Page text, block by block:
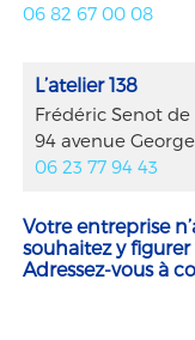
06 82 67 00 08
L’atelier 138
Frédéric Senot
94 avenue
06 23 77 94 43
Votre entreprise
souhaitez y figurer
Adressez-vous à